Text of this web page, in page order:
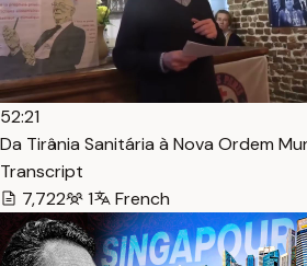
52:21
Da Tirânia Sanitária à Nova Ordem
Transcript
7,722
1 French